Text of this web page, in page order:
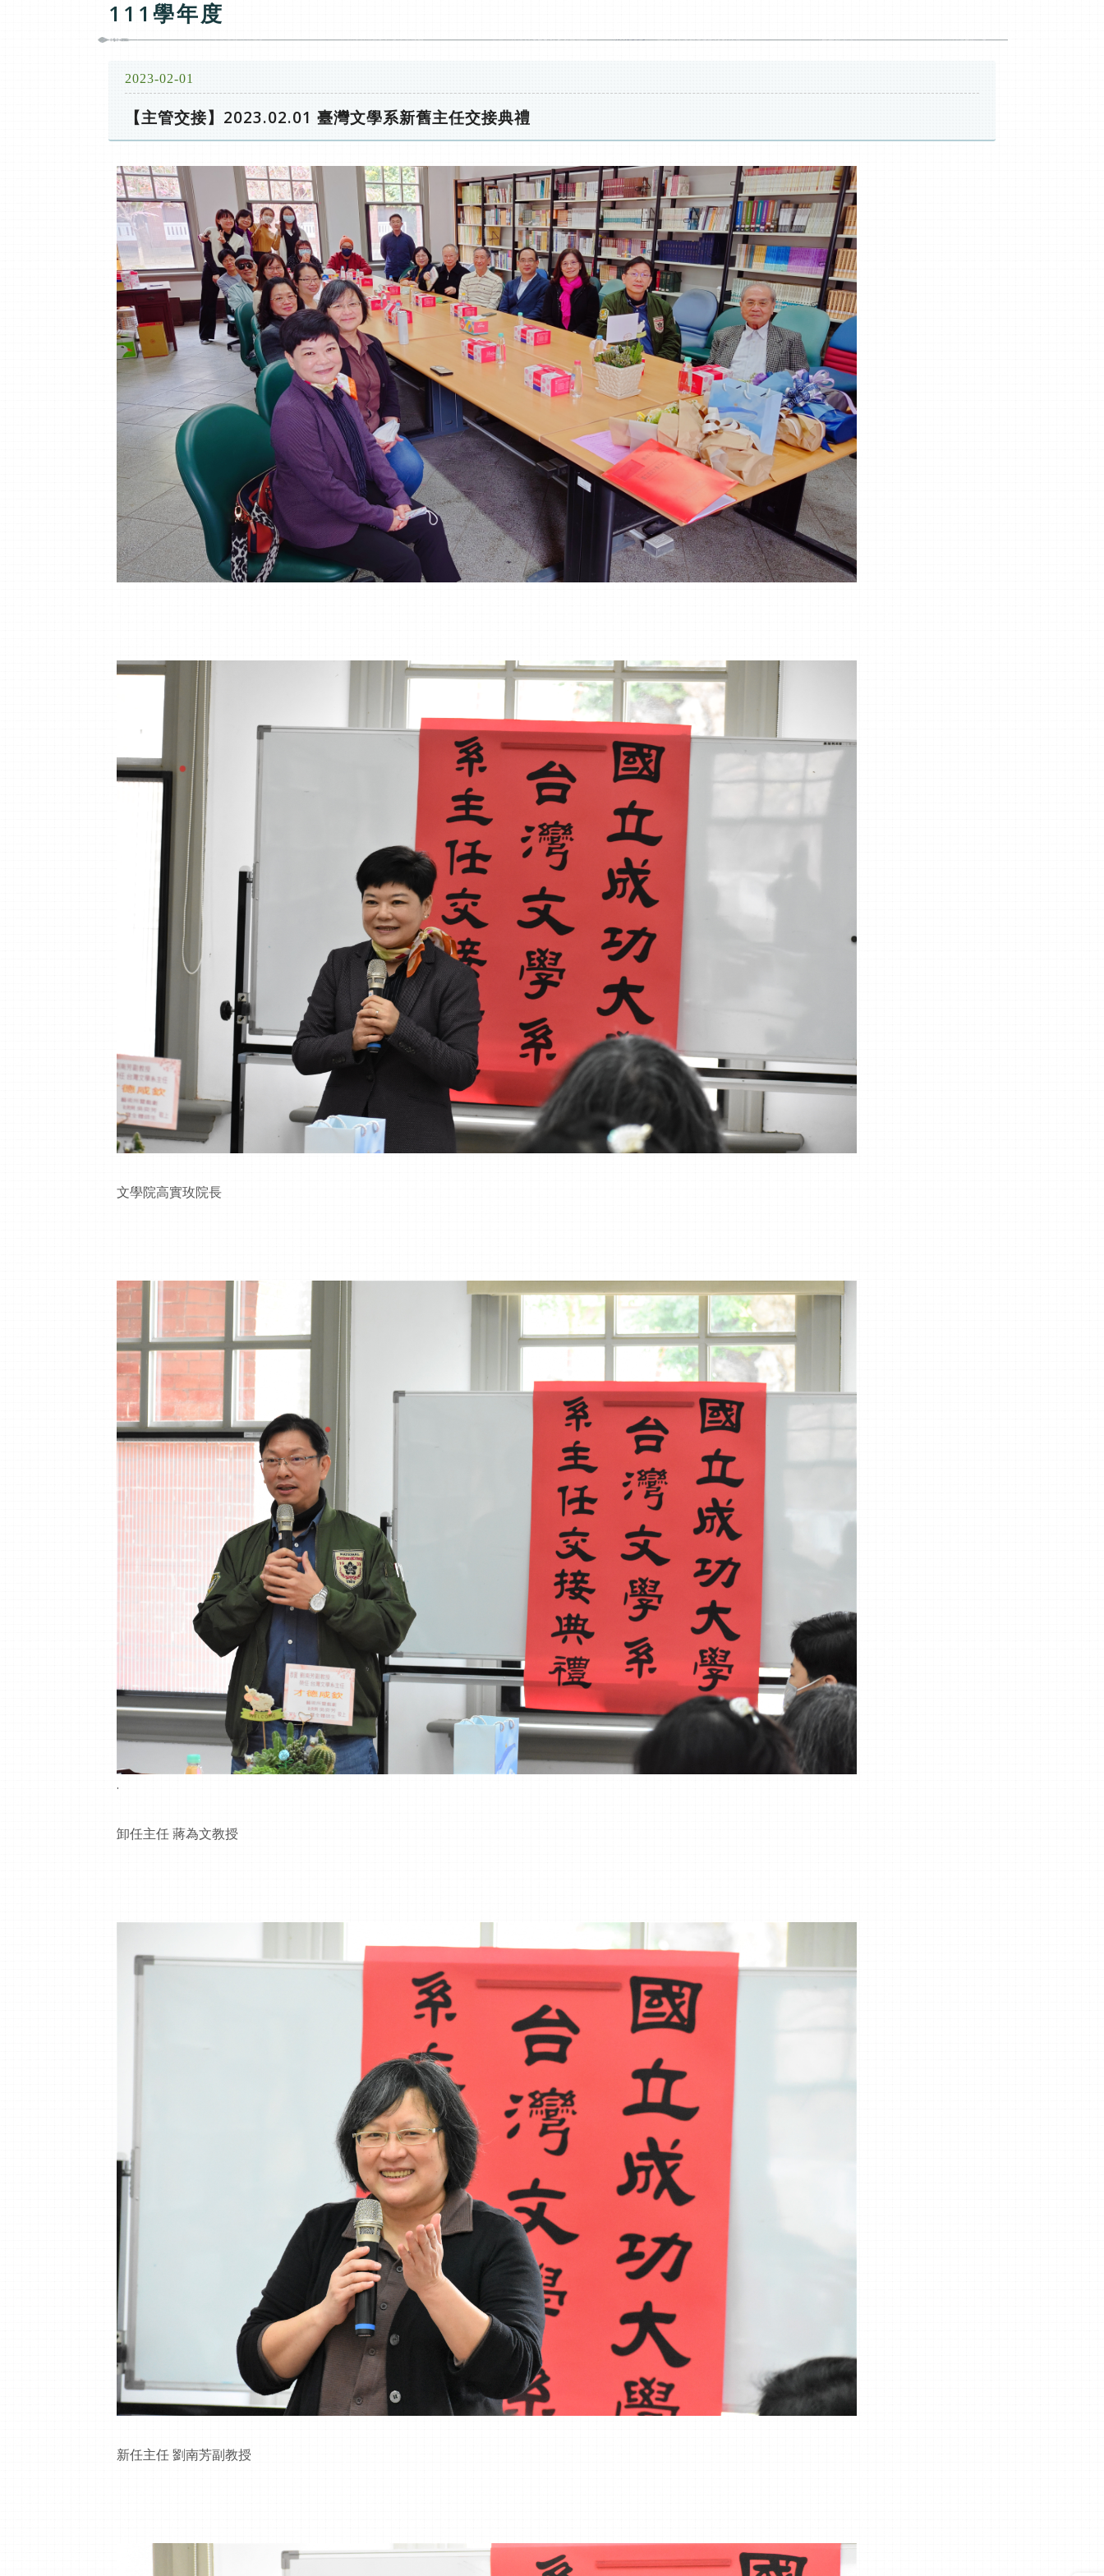
111學年度
2023-02-01
【主管交接】2023.02.01 臺灣文學系新舊主任交接典禮
文學院高實玫院長
.
卸任主任 蔣為文教授
新任主任 劉南芳副教授